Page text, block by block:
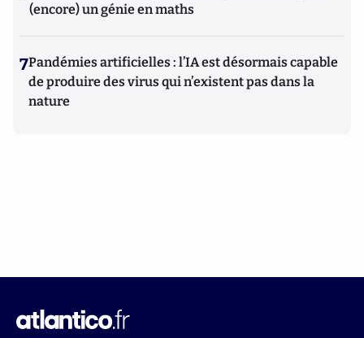
(encore) un génie en maths
7Pandémies artificielles : l’IA est désormais capable
de produire des virus qui n’existent pas dans la
nature